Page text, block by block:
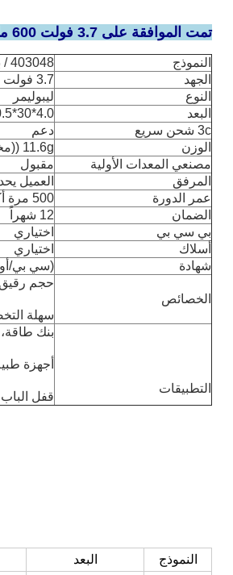
تمت الموافقة على 3.7 فولت 600 ماه 403048 بطارية ليتيم بوليمر
النموذج
403048 / بطارية البوليمر الليثيومية ذات الشحن السريع المخصصة
الجهد
3.7 فولت 600mAh ((مخصصة)
النوع
ليبوليمر
البعد
4.0*30*50.5ملم ((مخصص)
3c شحن سريع
دعم
الوزن
11.6g ((مخصصة)
مصنعي المعدات الأولية
مقبول
المرفق
العميل
عمر الدورة
500 مرة أكثر
الضمان
12 شهراً
بي سي بي
اختياري
أسلاك
اختياري
شهادة
(سي بي/أون
الخصائص
حجم
سهلة
التطبيقات
بنك
أجهزة
قفل الباب
النموذج البعد